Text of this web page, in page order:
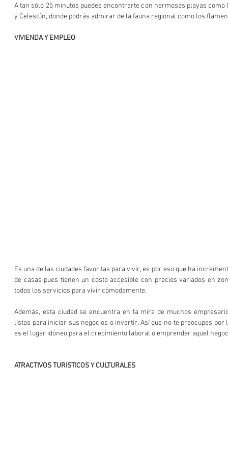
A tan sólo 25 minutos puedes encontrarte con hermosas playas como
y Celestún, donde podrás admirar de la fauna regional como los
VIVIENDA Y EMPLEO
Es una de las ciudades favoritas para vivir, es por eso que ha
de casas pues tienen un costo accesible con precios variados en
todos los servicios para vivir cómodamente.
Además, esta ciudad se encuentra en la mira de muchos
listos para iniciar sus negocios o invertir. Así que no te preocupes por
es el lugar idóneo para el crecimiento laboral o emprender aquel
ATRACTIVOS TURISTICOS Y CULTURALES